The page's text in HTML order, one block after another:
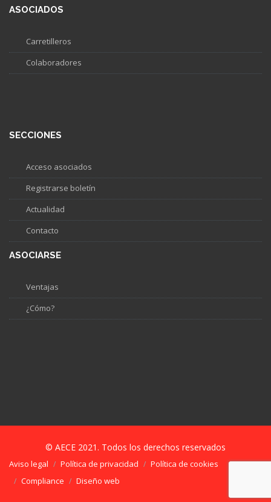
ASOCIADOS
Carretilleros
Colaboradores
SECCIONES
Acceso asociados
Registrarse boletín
Actualidad
Contacto
ASOCIARSE
Ventajas
¿Cómo?
© AECE 2021. Todos los derechos reservados
Aviso legal Política de privacidad
Política de cookies
Compliance
Diseño web